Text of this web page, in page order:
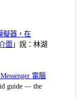
擬器，在
面 」說：林湖
電腦
guide — the